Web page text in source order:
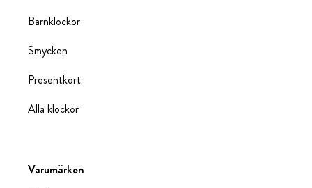
Barnklockor
Smycken
Presentkort
Alla klockor
Varumärken